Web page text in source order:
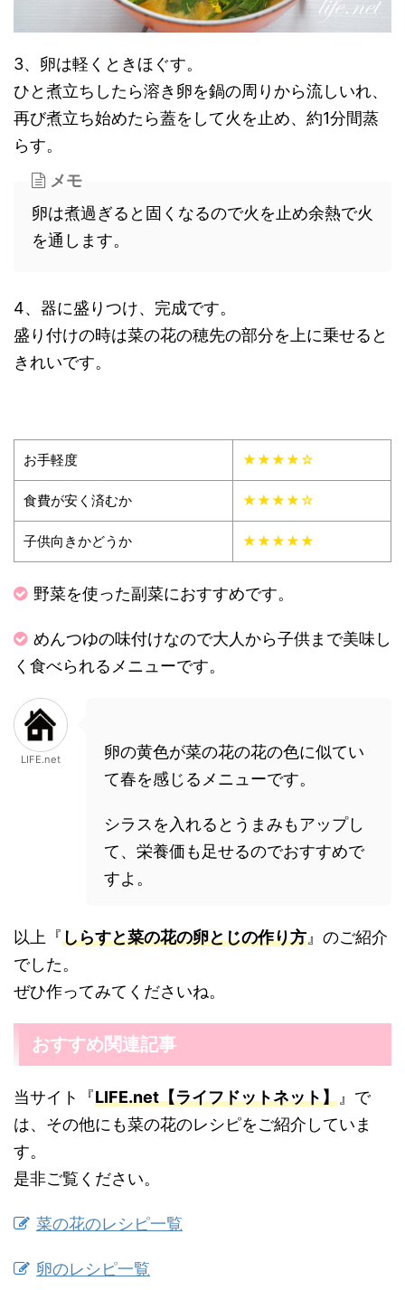
3、卵は軽くときほぐす。
ひと煮立ちしたら溶き卵を鍋の周りから流しいれ、
再び煮立ち始めたら蓋をして火を止め、約1分間蒸
らす。
メモ
卵は煮過ぎると固くなるので火を止め余熱で火
を通します。
4、器に盛りつけ、完成です。
盛り付けの時は菜の花の穂先の部分を上に乗せると
きれいです。
お手軽度 ★★★★☆
食費が安く済むか ★★★★☆
子供向きかどうか ★★★★★
野菜を使った副菜におすすめです。
めんつゆの味付けなので大人から子供まで美味し
く食べられるメニューです。
LIFE.net
卵の黄色が菜の花の花の色に似てい
て春を感じるメニューです。
シラスを入れるとうまみもアップし
て、栄養価も足せるのでおすすめで
すよ。
以上『しらすと菜の花の卵とじの作り方 』のご紹介
でした。
ぜひ作ってみてくださいね。
おすすめ関連記事
当サイト『LIFE.net【ライフドットネット】 』で
は、その他にも菜の花のレシピをご紹介していま
す。
是非ご覧ください。
菜の花のレシピ一覧
卵のレシピ一覧